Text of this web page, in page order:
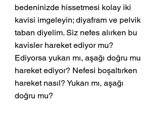
bedeninizde hissetmesi kolay iki
kavisi imgeleyin; diyafram ve pelvik
taban diyelim. Siz nefes alırken bu
kavisler hareket ediyor mu?
Ediyorsa yukarı mı, aşağı doğru mu
hareket ediyor? Nefesi boşaltırken
hareket nasıl? Yukarı mı, aşağı
doğru mu?